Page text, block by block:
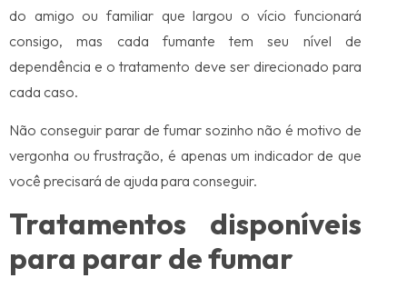
do amigo ou familiar que largou o vício funcionará
consigo, mas cada fumante tem seu nível de
dependência e o tratamento deve ser direcionado para
cada caso.
Não conseguir parar de fumar sozinho não é motivo de
vergonha ou frustração, é apenas um indicador de que
você precisará de ajuda para conseguir.
Tratamentos disponíveis
para parar de fumar